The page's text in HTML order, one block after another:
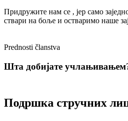
Придружите нам се , јер само
ствари на боље и остваримо наше
Prednosti članstva
Шта добијате
Подршка стручних